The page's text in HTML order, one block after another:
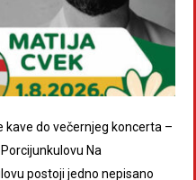
kave do večernjeg koncerta –
Na
postoji jedno nepisano